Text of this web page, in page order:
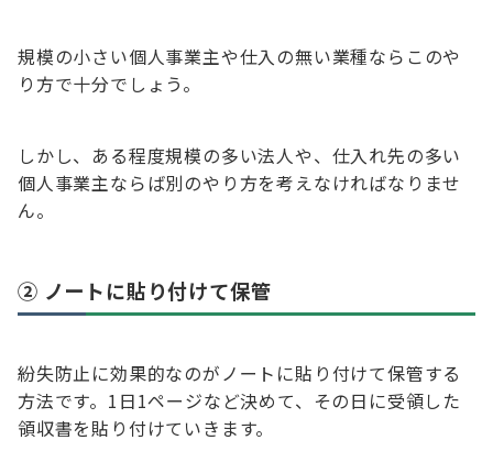
規模の小さい個人事業主や仕入の無い業種ならこのや
り方で十分でしょう。
しかし、ある程度規模の多い法人や、仕入れ先の多い
個人事業主ならば別のやり方を考えなければなりませ
ん。
② ノートに貼り付けて保管
紛失防止に効果的なのがノートに貼り付けて保管する
方法です。1日1ページなど決めて、その日に受領した
領収書を貼り付けていきます。